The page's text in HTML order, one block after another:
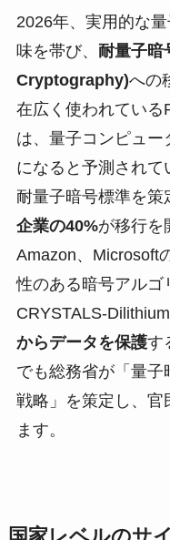
2026年、実用的な
味を帯び、 耐量子
Cryptography)への
在広く使われている
は、量子コンピュー
になると予測されて
耐量子暗号標準を策
企業の40%が移行を
Amazon、Microsoft
性のある暗号アルゴ
CRYSTALS-
からデータを保護す
でも総務省が「量子
戦略」を策定し、官
ます。